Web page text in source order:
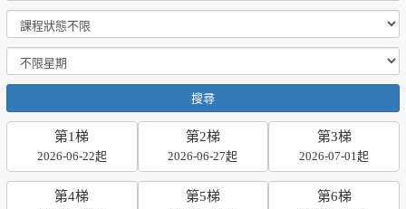
搜尋
第1梯
2026-06-22起
第2梯
2026-06-27起
第3梯
2026-07-01起
第4梯 第5梯 第6梯